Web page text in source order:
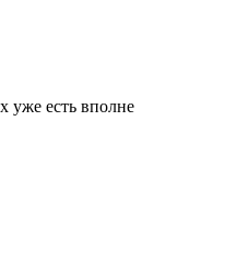
уже есть вполне